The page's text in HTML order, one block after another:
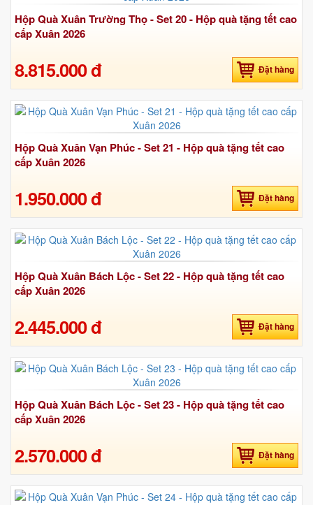
Hộp Quà Xuân Trường Thọ - Set 20 - Hộp quà tặng tết cao
cấp Xuân 2026
8.815.000 đ Đặt hàng
Hộp Quà Xuân Vạn Phúc - Set 21 - Hộp quà tặng tết cao
cấp Xuân 2026
1.950.000 đ Đặt hàng
Hộp Quà Xuân Bách Lộc - Set 22 - Hộp quà tặng tết cao
cấp Xuân 2026
2.445.000 đ Đặt hàng
Hộp Quà Xuân Bách Lộc - Set 23 - Hộp quà tặng tết cao
cấp Xuân 2026
2.570.000 đ Đặt hàng